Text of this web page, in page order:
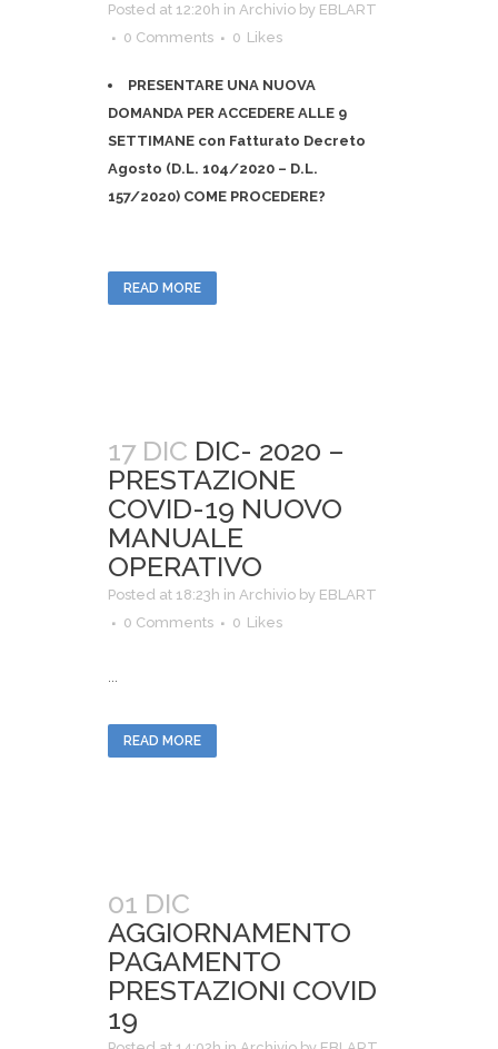
Posted at 12:20h in Archivio by EBLART
0 Comments
0 Likes
PRESENTARE UNA NUOVA
DOMANDA PER ACCEDERE ALLE 9
SETTIMANE con Fatturato Decreto
Agosto (D.L. 104/2020 – D.L.
157/2020) COME PROCEDERE?
READ MORE
17 DIC DIC- 2020 –
PRESTAZIONE
COVID-19 NUOVO
MANUALE
OPERATIVO
Posted at 18:23h in Archivio by EBLART
0 Comments
0 Likes
...
READ MORE
01 DIC
AGGIORNAMENTO
PAGAMENTO
PRESTAZIONI COVID
19